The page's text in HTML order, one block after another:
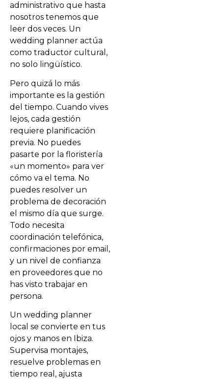
administrativo que hasta
nosotros tenemos que
leer dos veces. Un
wedding planner actúa
como traductor cultural,
no solo lingüístico.
Pero quizá lo más
importante es la gestión
del tiempo. Cuando vives
lejos, cada gestión
requiere planificación
previa. No puedes
pasarte por la floristería
«un momento» para ver
cómo va el tema. No
puedes resolver un
problema de decoración
el mismo día que surge.
Todo necesita
coordinación telefónica,
confirmaciones por email,
y un nivel de confianza
en proveedores que no
has visto trabajar en
persona.
Un wedding planner
local se convierte en tus
ojos y manos en Ibiza.
Supervisa montajes,
resuelve problemas en
tiempo real, ajusta